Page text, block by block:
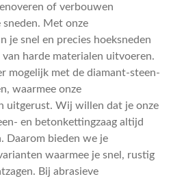
/ MultiSysteem
takkenscharen / takkenzagen /
/ betonketttingzagen
of verbouwen
sneden. Met onze
je snel en precies hoeksneden
harde materialen uitvoeren.
mogelijk met de diamant-steen-
waarmee onze
uitgerust. Wij willen dat je onze
en betonkettingzaag altijd
Daarom bieden we je
waarmee je snel, rustig
Bij abrasieve